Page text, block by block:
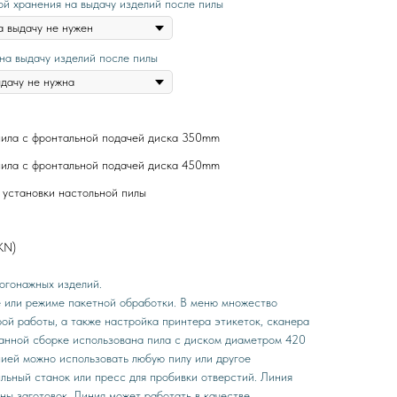
хранения на выдачу изделий после пилы
выдачу изделий после пилы
с фронтальной подачей диска 350mm
с фронтальной подачей диска 450mm
настольной пилы
изделий.
режиме пакетной обработки. В меню множество
работы, а также настройка принтера этикеток, сканера
сборке использована пила с диском диаметром 420
можно использовать любую пилу или другое
станок или пресс для пробивки отверстий. Линия